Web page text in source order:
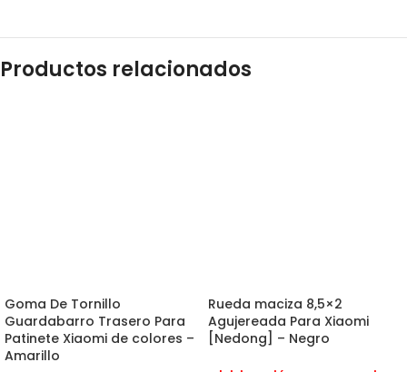
Productos relacionados
Goma De Tornillo
Guardabarro Trasero Para
Patinete Xiaomi de colores –
Amarillo
Rueda maciza 8,5×2
Agujereada Para Xiaomi
[Nedong] – Negro